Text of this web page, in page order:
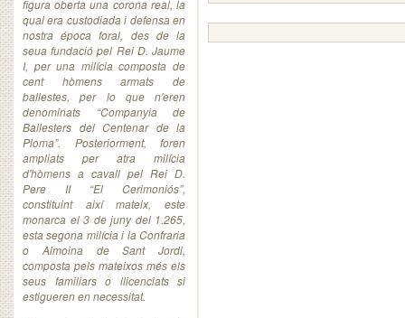
figura oberta una corona real, la
qual era custodiada i defensa en
nostra época foral, des de la
seua fundació pel Rei D. Jaume
I, per una milícia composta de
cent hòmens armats de
ballestes, per lo que n'eren
denominats “Companyia de
Ballesters del Centenar de la
Ploma”. Posteriorment, foren
ampliats per atra milícia
d'hòmens a cavall pel Rei D.
Pere II “El Cerimoniós”,
constituint així mateix, este
monarca el 3 de juny del 1.265,
esta segona milícia i la Confraria
o Almoina de Sant Jordi,
composta pels mateixos més els
seus familiars o llicenciats si
estigueren en necessitat.